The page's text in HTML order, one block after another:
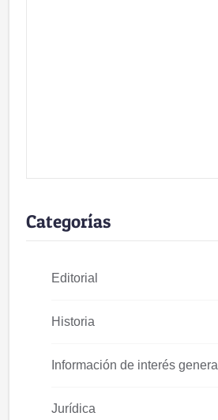
Categorías
Editorial
Historia
Información de interés general
Jurídica